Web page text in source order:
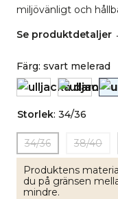
miljövänligt och
Se produktdetaljer
Färg: svart melerad
Storlek: 34/36
34/36 38/40
Produktens
du på gränsen
mindre.